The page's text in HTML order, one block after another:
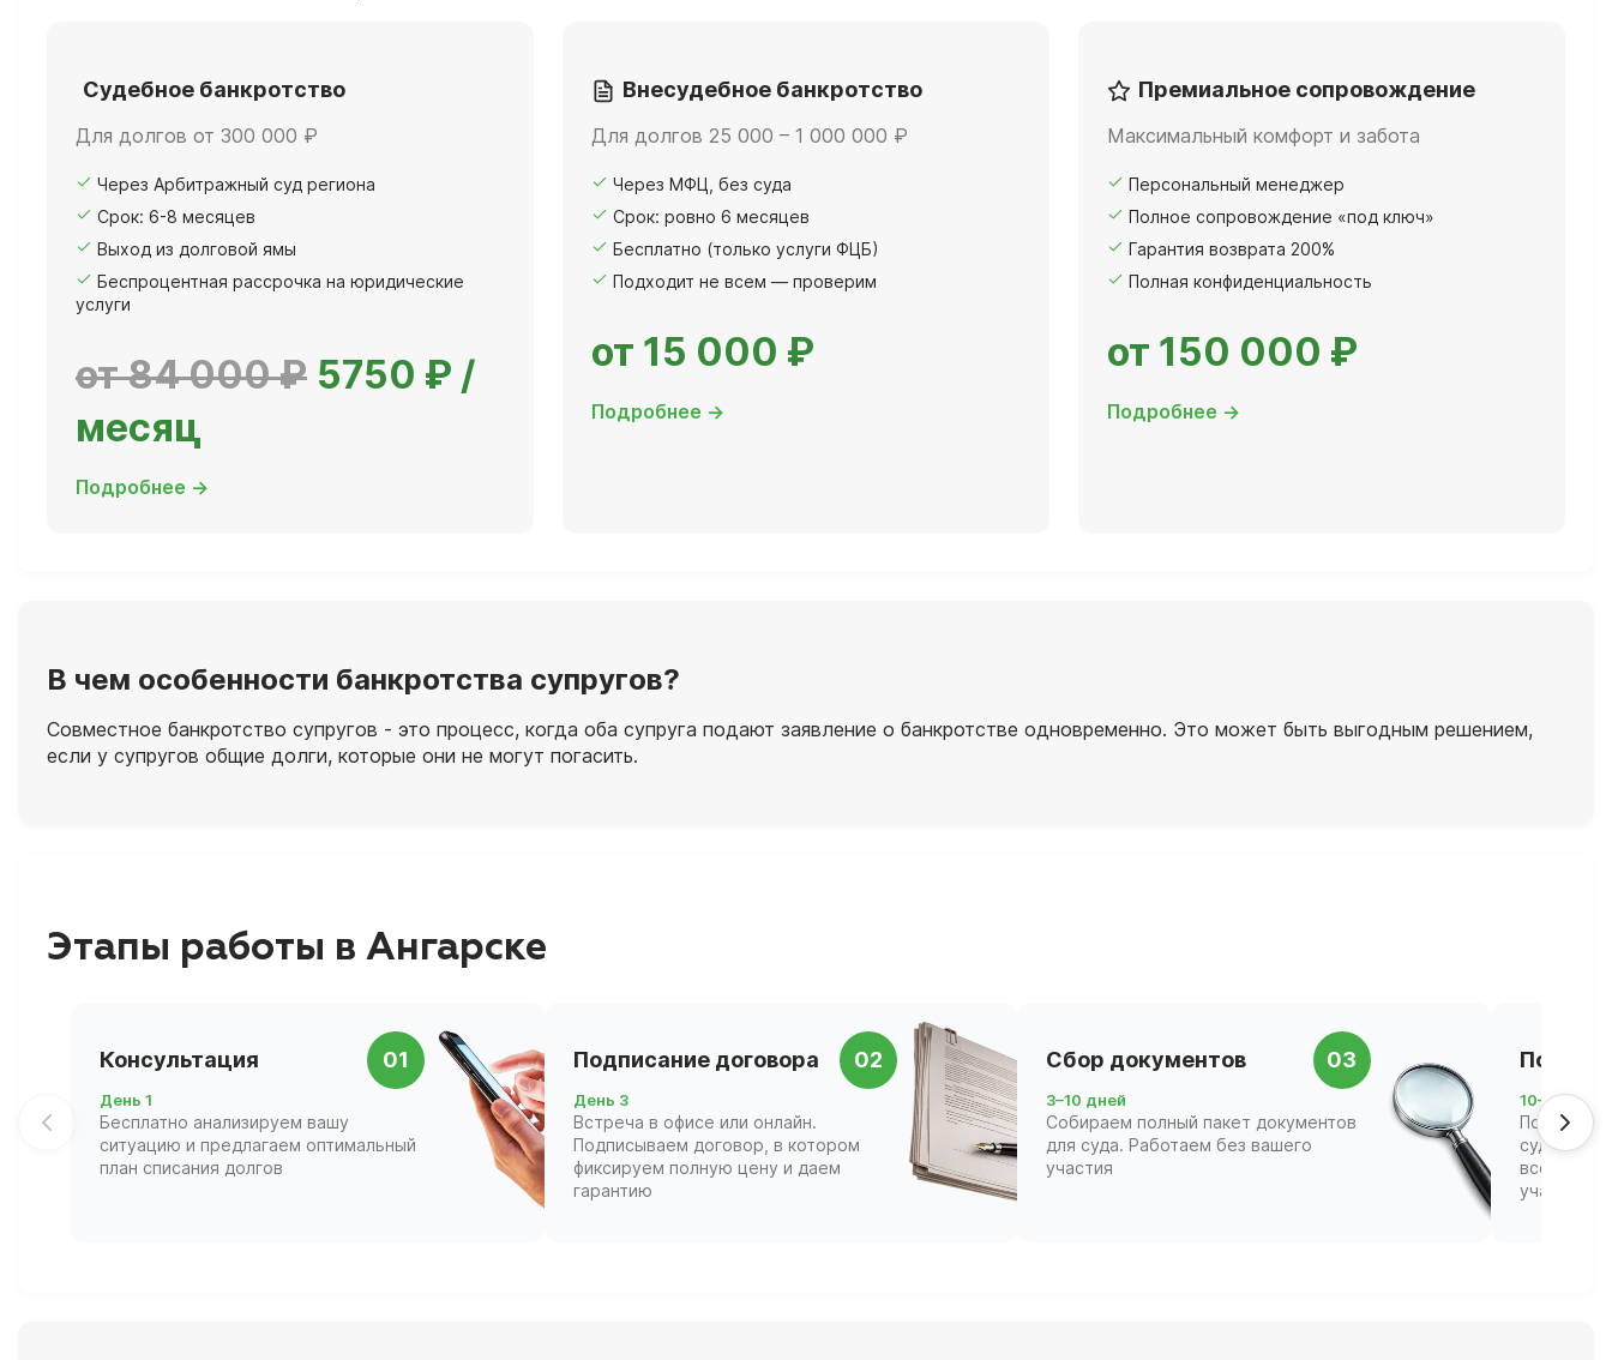
Судебное банкротство
Для долгов от 300 000 ₽
Через Арбитражный суд региона
Срок: 6-8 месяцев
Выход из долговой ямы
Беспроцентная рассрочка на юридические
услуги
от 84 000 ₽ 5750 ₽ /
месяц
Подробнее →
Внесудебное банкротство
Для долгов 25 000 – 1 000 000 ₽
Через МФЦ, без суда
Срок: ровно 6 месяцев
Бесплатно (только услуги ФЦБ)
Подходит не всем — проверим
от 15 000 ₽
Подробнее →
Премиальное сопровождение
Максимальный комфорт и забота
Персональный менеджер
Полное сопровождение «под ключ»
Гарантия возврата 200%
Полная конфиденциальность
от 150 000 ₽
Подробнее →
В чем особенности банкротства супругов?
Совместное банкротство супругов - это процесс, когда оба супруга подают заявление о банкротстве одновременно. Это может быть выгодным решением,
если у супругов общие долги, которые они не могут погасить.
Этапы работы в Ангарске
Консультация 01
День 1
Бесплатно анализируем вашу
ситуацию и предлагаем оптимальный
план списания долгов
Подписание договора 02
День 3
Встреча в офисе или онлайн.
Подписываем договор, в котором
фиксируем полную цену и даем
гарантию
Сбор документов 03
3–10 дней
Собираем полный пакет документов
для суда. Работаем без вашего
участия
Подача
10–21 день
Подаём
суд и
всех